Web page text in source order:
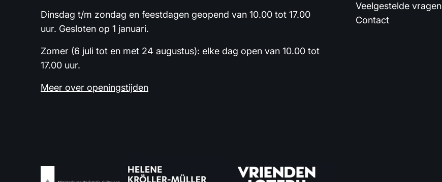
Dinsdag t/m zondag en feestdagen geopend van 10.00 tot 17.00
uur. Gesloten op 1 januari.
Zomer (6 juli tot en met 24 augustus): elke dag open van 10.00 tot
17.00 uur.
Meer over openingstijden
Veelgestelde vragen
Contact